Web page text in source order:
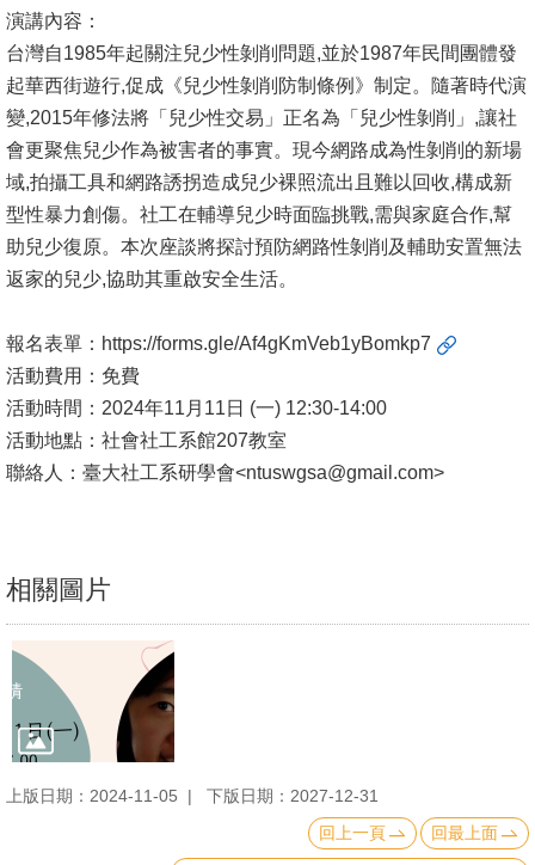
際
化
高
教
深
耕
辦
法
文
件
心
輔
款
教
研
資
源
演講內容：
台灣自1985年起關注兒少性剝削問題,並於1987年民間團體發
起華西街遊行,促成《兒少性剝削防制條例》制定。隨著時代演
變,2015年修法將「兒少性交易」正名為「兒少性剝削」,讓社
會更聚焦兒少作為被害者的事實。現今網路成為性剝削的新場
域,拍攝工具和網路誘拐造成兒少裸照流出且難以回收,構成新
型性暴力創傷。社工在輔導兒少時面臨挑戰,需與家庭合作,幫
助兒少復原。本次座談將探討預防網路性剝削及輔助安置無法
返家的兒少,協助其重啟安全生活。
報名表單： https://forms.gle/Af4gKmVeb1yBomkp7
活動費用：免費
活動時間：2024年11月11日 (一) 12:30-14:00
活動地點：社會社工系館207教室
聯絡人：臺大社工系研學會<ntuswgsa@gmail.com>
相關圖片
上版日期：2024-11-05
下版日期：2027-12-31
回上一頁
回最上面